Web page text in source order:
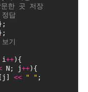
한 곳 저장
답
기
i++){
N; j++){
<< " " ;